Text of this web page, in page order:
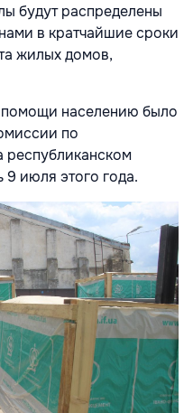
будут распределены
в кратчайшие сроки
жилых домов,
населению было
по
республиканском
9 июля этого года.